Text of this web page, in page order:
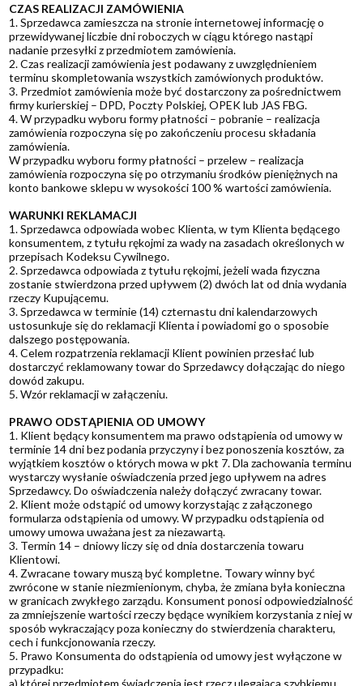
CZAS REALIZACJI ZAMÓWIENIA
1. Sprzedawca zamieszcza na stronie internetowej informację o
przewidywanej liczbie dni roboczych w ciągu którego nastąpi
nadanie przesyłki z przedmiotem zamówienia.
2. Czas realizacji zamówienia jest podawany z uwzględnieniem
terminu skompletowania wszystkich zamówionych produktów.
3. Przedmiot zamówienia może być dostarczony za pośrednictwem
firmy kurierskiej – DPD, Poczty Polskiej, OPEK lub JAS FBG.
4. W przypadku wyboru formy płatności – pobranie – realizacja
zamówienia rozpoczyna się po zakończeniu procesu składania
zamówienia.
W przypadku wyboru formy płatności – przelew – realizacja
zamówienia rozpoczyna się po otrzymaniu środków pieniężnych na
konto bankowe sklepu w wysokości 100 % wartości zamówienia.
WARUNKI REKLAMACJI
1. Sprzedawca odpowiada wobec Klienta, w tym Klienta będącego
konsumentem, z tytułu rękojmi za wady na zasadach określonych w
przepisach Kodeksu Cywilnego.
2. Sprzedawca odpowiada z tytułu rękojmi, jeżeli wada fizyczna
zostanie stwierdzona przed upływem (2) dwóch lat od dnia wydania
rzeczy Kupującemu.
3. Sprzedawca w terminie (14) czternastu dni kalendarzowych
ustosunkuje się do reklamacji Klienta i powiadomi go o sposobie
dalszego postępowania.
4. Celem rozpatrzenia reklamacji Klient powinien przesłać lub
dostarczyć reklamowany towar do Sprzedawcy dołączając do niego
dowód zakupu.
5. Wzór reklamacji w załączeniu.
PRAWO ODSTĄPIENIA OD UMOWY
1. Klient będący konsumentem ma prawo odstąpienia od umowy w
terminie 14 dni bez podania przyczyny i bez ponoszenia kosztów, za
wyjątkiem kosztów o których mowa w pkt 7. Dla zachowania terminu
wystarczy wysłanie oświadczenia przed jego upływem na adres
Sprzedawcy. Do oświadczenia należy dołączyć zwracany towar.
2. Klient może odstąpić od umowy korzystając z załączonego
formularza odstąpienia od umowy. W przypadku odstąpienia od
umowy umowa uważana jest za niezawartą.
3. Termin 14 – dniowy liczy się od dnia dostarczenia towaru
Klientowi.
4. Zwracane towary muszą być kompletne. Towary winny być
zwrócone w stanie niezmienionym, chyba, że zmiana była konieczna
w granicach zwykłego zarządu. Konsument ponosi odpowiedzialność
za zmniejszenie wartości rzeczy będące wynikiem korzystania z niej w
sposób wykraczający poza konieczny do stwierdzenia charakteru,
cech i funkcjonowania rzeczy.
5. Prawo Konsumenta do odstąpienia od umowy jest wyłączone w
przypadku:
a) której przedmiotem świadczenia jest rzecz ulegająca szybkiemu